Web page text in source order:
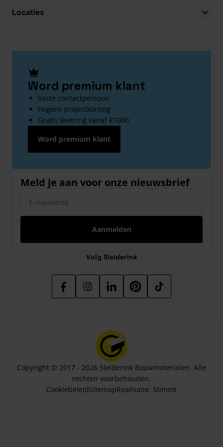
Locaties
Word premium klant
Vaste contactpersoon
Hogere projectkorting
Gratis levering vanaf €1000
Word premium klant
Meld je aan voor onze nieuwsbrief
Aanmelden
Volg Sleiderink
Copyright © 2017 - 2026 Sleiderink Bouwmaterialen. Alle
rechten voorbehouden.
CookiebeleidSitemapRealisatie: Stimmt